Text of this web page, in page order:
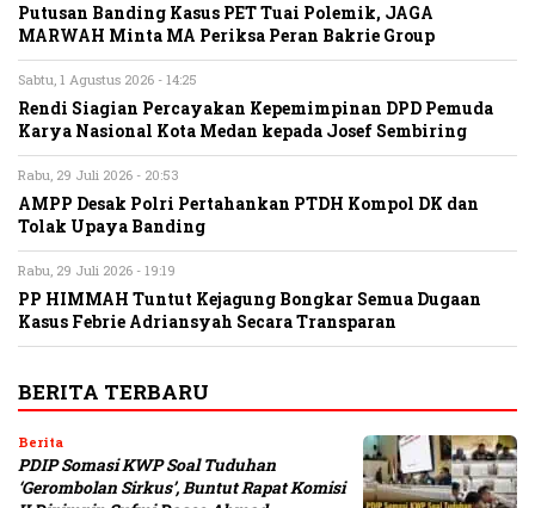
Putusan Banding Kasus PET Tuai Polemik, JAGA
MARWAH Minta MA Periksa Peran Bakrie Group
Sabtu, 1 Agustus 2026 - 14:25
Rendi Siagian Percayakan Kepemimpinan DPD Pemuda
Karya Nasional Kota Medan kepada Josef Sembiring
Rabu, 29 Juli 2026 - 20:53
AMPP Desak Polri Pertahankan PTDH Kompol DK dan
Tolak Upaya Banding
Rabu, 29 Juli 2026 - 19:19
PP HIMMAH Tuntut Kejagung Bongkar Semua Dugaan
Kasus Febrie Adriansyah Secara Transparan
BERITA TERBARU
Berita
PDIP Somasi KWP Soal Tuduhan
‘Gerombolan Sirkus’, Buntut Rapat Komisi